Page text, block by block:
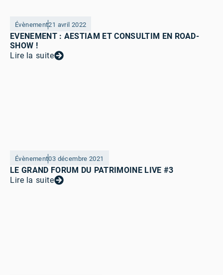
Évènement21 avril 2022
EVENEMENT : AESTIAM ET CONSULTIM EN ROAD-
SHOW !
Lire la suite
Évènement03 décembre 2021
LE GRAND FORUM DU PATRIMOINE LIVE #3
Lire la suite